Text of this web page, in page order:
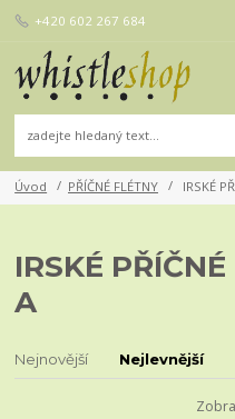
+420 602 267 684
Úvod PŘÍČNÉ FLÉTNY IRSKÉ
IRSKÉ
A
Nejnovější Nejlevnější